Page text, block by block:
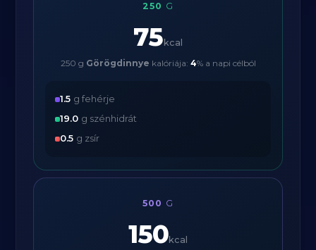
250 G
75 kcal
250 g Görögdinnye kalóriája: 4% a napi célból
1.5 g fehérje
19.0 g szénhidrát
0.5 g zsír
500 G
150kcal